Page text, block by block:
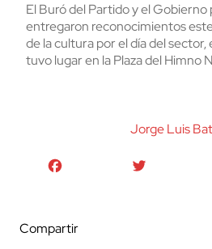
El Buró del Partido y el
entregaron reconocimientos
de la cultura por el día del
tuvo lugar en la Plaza del Himno
Jorge Luis
Compartir